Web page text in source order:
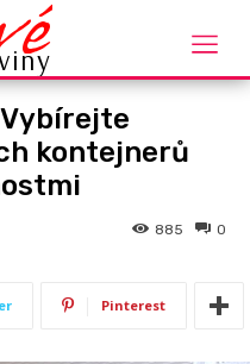
kontejnerů
0
885
Pinterest